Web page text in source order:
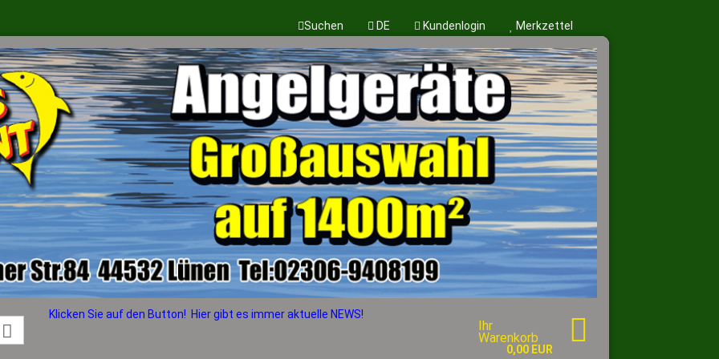
Suchen DE
Sprache auswählen
Lieferland
Kundenlogin
Konto erstellen
Passwort vergessen?
Merkzettel
Klicken Sie auf den Button! Hier gibt es immer aktuelle NEWS!
Ihr
Warenkorb
0,00 EUR